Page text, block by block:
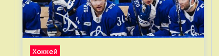
Хоккей